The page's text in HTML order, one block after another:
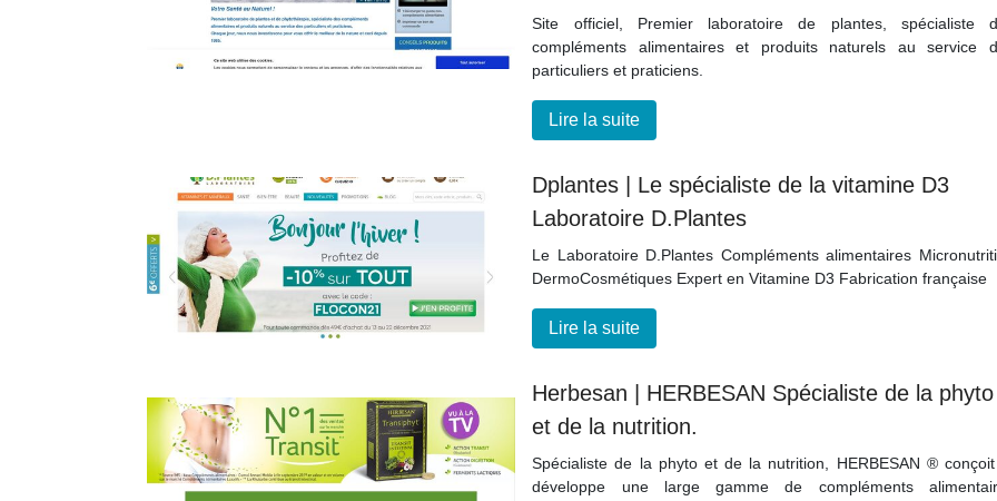
Site officiel, Premier laboratoire de plantes, spécialiste
compléments alimentaires et produits naturels au service
particuliers et praticiens.
Lire la suite
Dplantes | Le spécialiste de la vitamine D3
Laboratoire D.Plantes
Le Laboratoire D.Plantes Compléments alimentaires
DermoCosmétiques Expert en Vitamine D3 Fabrication française
Lire la suite
Herbesan | HERBESAN Spécialiste de la phyto
et de la nutrition.
Spécialiste de la phyto et de la nutrition, HERBESAN ®
développe une large gamme de compléments